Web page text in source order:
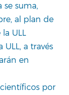
se suma,
al plan de
ULL
a través
en
por